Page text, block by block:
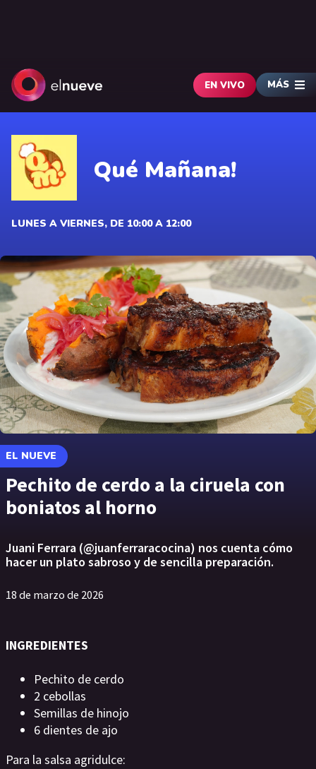
EN VIVO MÁS
Qué Mañana!
LUNES A VIERNES, DE 10:00 A 12:00
EL NUEVE
Pechito de cerdo a la ciruela con
boniatos al horno
Juani Ferrara (@juanferraracocina) nos cuenta cómo
hacer un plato sabroso y de sencilla preparación.
18 de marzo de 2026
INGREDIENTES
Pechito de cerdo
2 cebollas
Semillas de hinojo
6 dientes de ajo
Para la salsa agridulce: